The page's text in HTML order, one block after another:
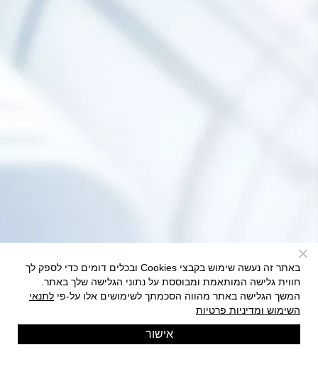
באתר זה נעשה שימוש בקבצי Cookies ובכלים דומים כדי לספק לך
חווית גלישה המותאמת ומבוססת על נתוני הגלישה שלך באתר.
המשך הגלישה באתר מהווה הסכמתך לשימושים אלו על-פי לתנאי
השימוש ומדיניות פרטיות
אישור